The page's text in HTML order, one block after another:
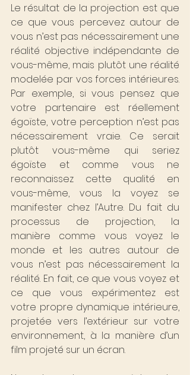
Le résultat de la projection est que
ce que vous percevez autour de
vous n’est pas nécessairement une
réalité objective indépendante de
vous-même, mais plutôt une réalité
modelée par vos forces intérieures.
Par exemple, si vous pensez que
votre partenaire est réellement
égoïste, votre perception n’est pas
nécessairement vraie. Ce serait
plutôt vous-même qui seriez
égoïste et comme vous ne
reconnaissez cette qualité en
vous-même, vous la voyez se
manifester chez l’Autre. Du fait du
processus de projection, la
manière comme vous voyez le
monde et les autres autour de
vous n’est pas nécessairement la
réalité. En fait, ce que vous voyez et
ce que vous expérimentez est
votre propre dynamique intérieure,
projetée vers l’extérieur sur votre
environnement, à la manière d’un
film projeté sur un écran.